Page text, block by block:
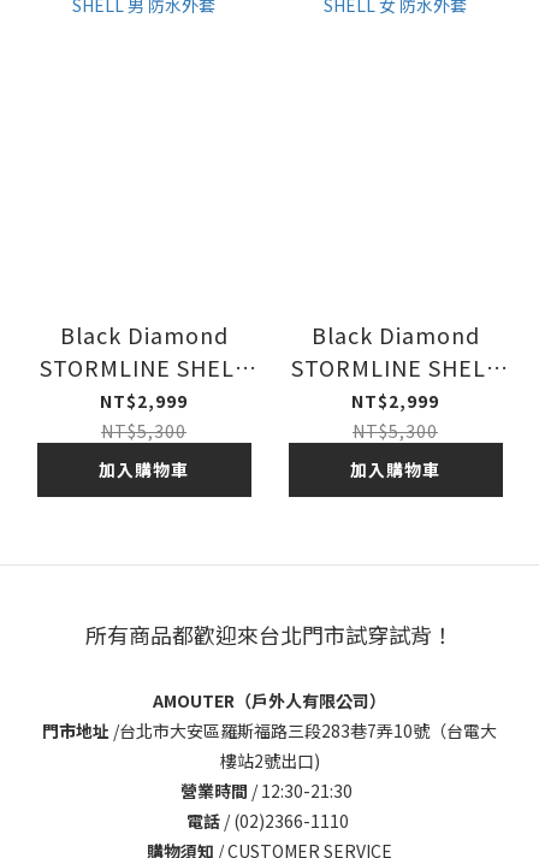
Black Diamond
STORMLINE SHELL
男 防水外套
NT$2,999
NT$5,300
加入購物車
Black Diamond
STORMLINE SHELL
女 防水外套
NT$2,999
NT$5,300
加入購物車
所有商品都歡迎來台北門市試穿試背！
AMOUTER（戶外人有限公司）
門市地址 /台北市大安區羅斯福路三段283巷7弄10號（台電大
樓站2號出口)
營業時間 / 12:30-21:30
電話 / (02)2366-1110
購物須知 /CUSTOMER SERVICE